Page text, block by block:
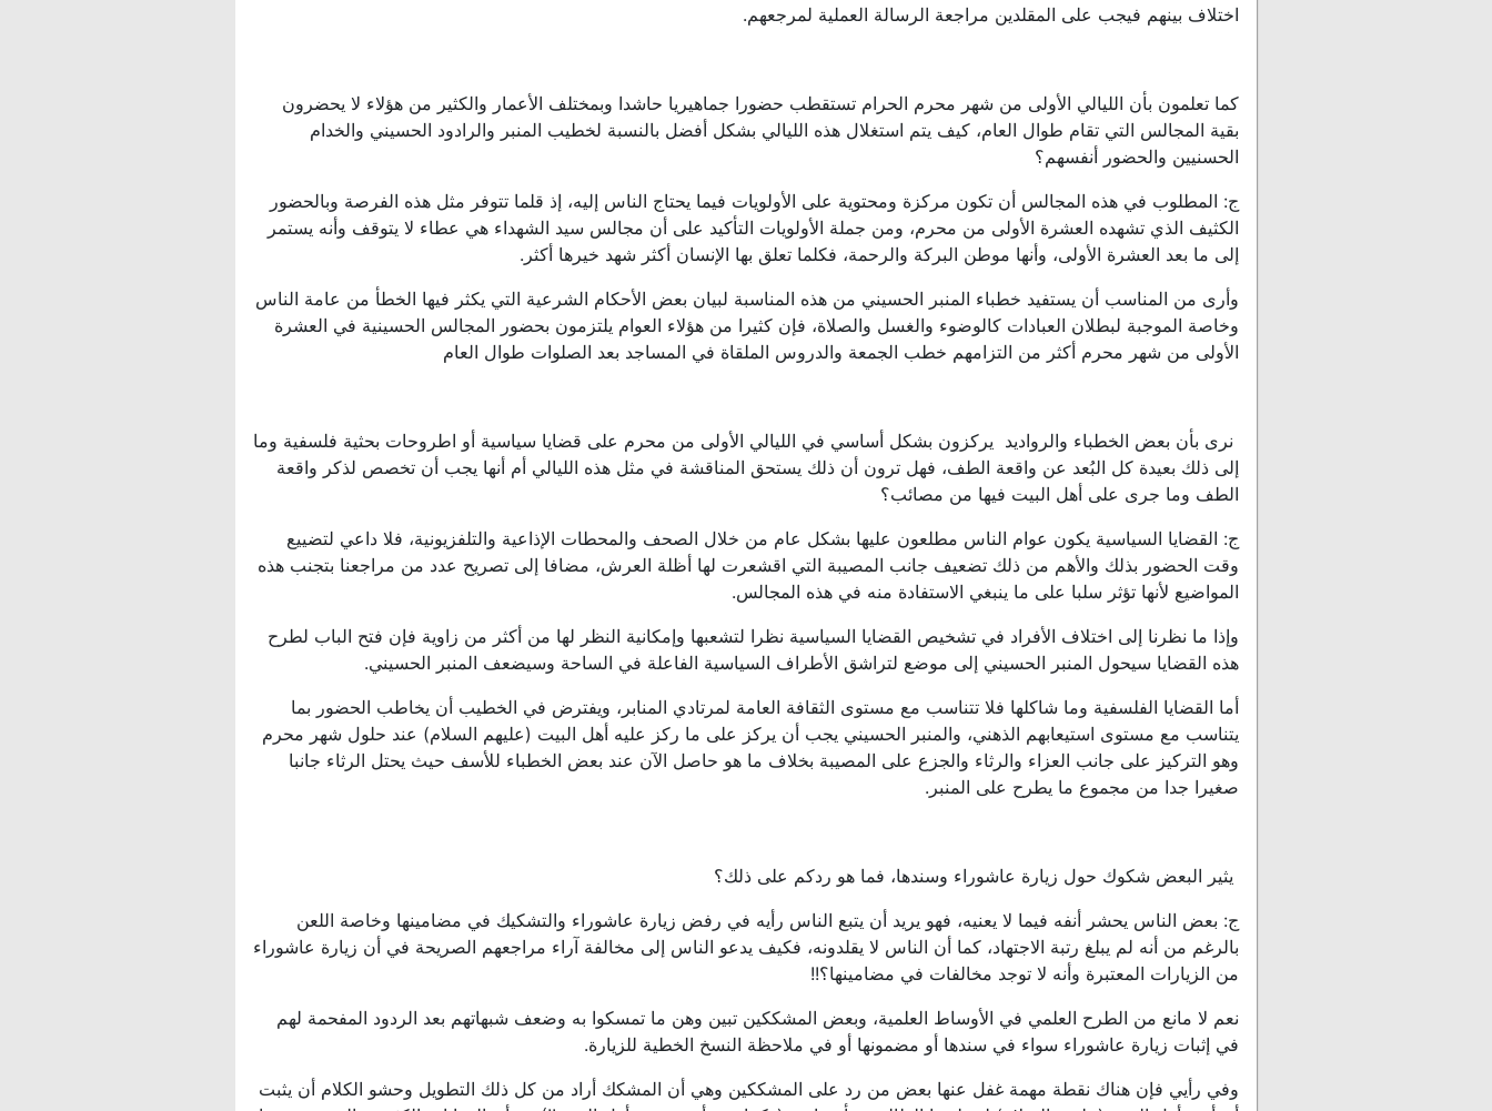
اختلاف بينهم فيجب على المقلدين مراجعة الرسالة العملية لمرجعهم.
كما تعلمون بأن الليالي الأولى من شهر محرم الحرام تستقطب حضورا جماهيريا حاشدا وبمختلف الأعمار والكثير من هؤلاء لا يحضرون
بقية المجالس التي تقام طوال العام، كيف يتم استغلال هذه الليالي بشكل أفضل بالنسبة لخطيب المنبر والرادود الحسيني والخدام
الحسنيين والحضور أنفسهم؟
ج: المطلوب في هذه المجالس أن تكون مركزة ومحتوية على الأولويات فيما يحتاج الناس إليه، إذ قلما تتوفر مثل هذه الفرصة وبالحضور
الكثيف الذي تشهده العشرة الأولى من محرم، ومن جملة الأولويات التأكيد على أن مجالس سيد الشهداء هي عطاء لا يتوقف وأنه يستمر
إلى ما بعد العشرة الأولى، وأنها موطن البركة والرحمة، فكلما تعلق بها الإنسان أكثر شهد خيرها أكثر.
وأرى من المناسب أن يستفيد خطباء المنبر الحسيني من هذه المناسبة لبيان بعض الأحكام الشرعية التي يكثر فيها الخطأ من عامة الناس
وخاصة الموجبة لبطلان العبادات كالوضوء والغسل والصلاة، فإن كثيرا من هؤلاء العوام يلتزمون بحضور المجالس الحسينية في العشرة
الأولى من شهر محرم أكثر من التزامهم خطب الجمعة والدروس الملقاة في المساجد بعد الصلوات طوال العام
نرى بأن بعض الخطباء والرواديد يركزون بشكل أساسي في الليالي الأولى من محرم على قضايا سياسية أو اطروحات بحثية فلسفية وما
إلى ذلك بعيدة كل البُعد عن واقعة الطف، فهل ترون أن ذلك يستحق المناقشة في مثل هذه الليالي أم أنها يجب أن تخصص لذكر واقعة
الطف وما جرى على أهل البيت فيها من مصائب؟
ج: القضايا السياسية يكون عوام الناس مطلعون عليها بشكل عام من خلال الصحف والمحطات الإذاعية والتلفزيونية، فلا داعي لتضييع
وقت الحضور بذلك والأهم من ذلك تضعيف جانب المصيبة التي اقشعرت لها أظلة العرش، مضافا إلى تصريح عدد من مراجعنا بتجنب هذه
المواضيع لأنها تؤثر سلبا على ما ينبغي الاستفادة منه في هذه المجالس.
وإذا ما نظرنا إلى اختلاف الأفراد في تشخيص القضايا السياسية نظرا لتشعبها وإمكانية النظر لها من أكثر من زاوية فإن فتح الباب لطرح
هذه القضايا سيحول المنبر الحسيني إلى موضع لتراشق الأطراف السياسية الفاعلة في الساحة وسيضعف المنبر الحسيني.
أما القضايا الفلسفية وما شاكلها فلا تتناسب مع مستوى الثقافة العامة لمرتادي المنابر، ويفترض في الخطيب أن يخاطب الحضور بما
يتناسب مع مستوى استيعابهم الذهني، والمنبر الحسيني يجب أن يركز على ما ركز عليه أهل البيت (عليهم السلام) عند حلول شهر محرم
وهو التركيز على جانب العزاء والرثاء والجزع على المصيبة بخلاف ما هو حاصل الآن عند بعض الخطباء للأسف حيث يحتل الرثاء جانبا
صغيرا جدا من مجموع ما يطرح على المنبر.
يثير البعض شكوك حول زيارة عاشوراء وسندها، فما هو ردكم على ذلك؟
ج: بعض الناس يحشر أنفه فيما لا يعنيه، فهو يريد أن يتبع الناس رأيه في رفض زيارة عاشوراء والتشكيك في مضامينها وخاصة اللعن
بالرغم من أنه لم يبلغ رتبة الاجتهاد، كما أن الناس لا يقلدونه، فكيف يدعو الناس إلى مخالفة آراء مراجعهم الصريحة في أن زيارة عاشوراء
من الزيارات المعتبرة وأنه لا توجد مخالفات في مضامينها؟!!
نعم لا مانع من الطرح العلمي في الأوساط العلمية، وبعض المشككين تبين وهن ما تمسكوا به وضعف شبهاتهم بعد الردود المفحمة لهم
في إثبات زيارة عاشوراء سواء في سندها أو مضمونها أو في ملاحظة النسخ الخطية للزيارة.
وفي رأيي فإن هناك نقطة مهمة غفل عنها بعض من رد على المشككين وهي أن المشكك أراد من كل ذلك التطويل وحشو الكلام أن يثبت